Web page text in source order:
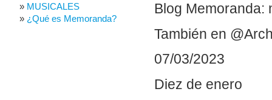
Blog Memoranda:
También en
07/03/2023
Diez de enero
MUSICALES
¿Qué es Memoranda?